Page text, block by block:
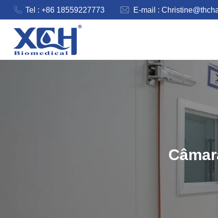
Tel : +86 18559227773 E-mail :